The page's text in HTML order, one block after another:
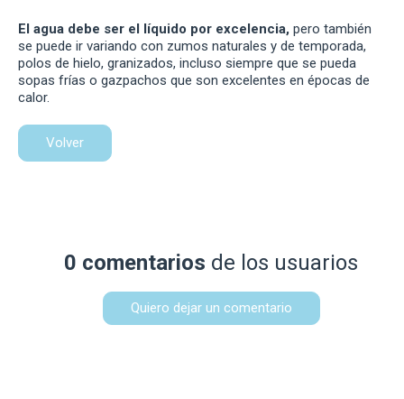
El agua debe ser el líquido por excelencia, pero también
se puede ir variando con zumos naturales y de temporada,
polos de hielo, granizados, incluso siempre que se pueda
sopas frías o gazpachos que son excelentes en épocas de
calor.
Volver
0 comentarios de los usuarios
Quiero dejar un comentario